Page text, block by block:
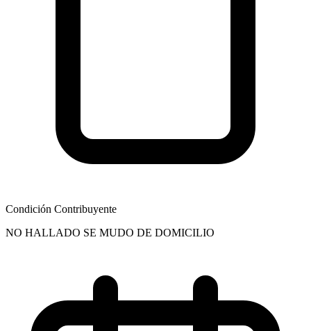
Condición Contribuyente
NO HALLADO SE MUDO DE DOMICILIO